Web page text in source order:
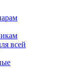
всей